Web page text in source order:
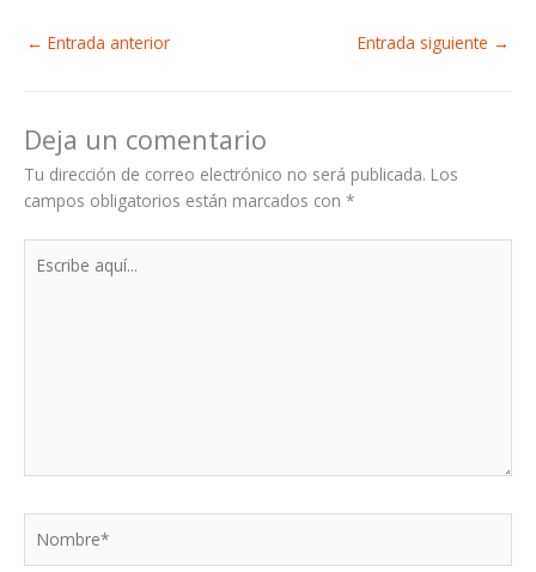
← Entrada anterior Entrada siguiente →
Deja un comentario
Tu dirección de correo electrónico no será publicada. Los
campos obligatorios están marcados con *
aquí...